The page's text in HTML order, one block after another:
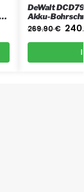
DeWalt
Akku-
Ladegerät und
269.90€